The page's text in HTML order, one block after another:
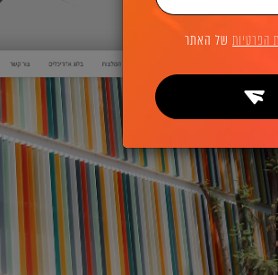
הפרטיותשל האתר